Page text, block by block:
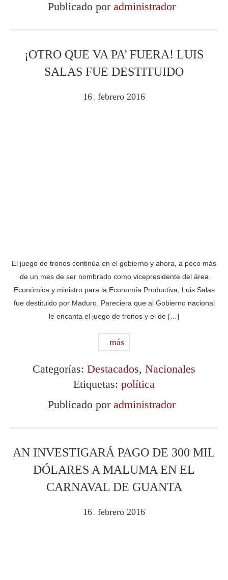
Publicado por administrador
¡OTRO QUE VA PA’ FUERA! LUIS
SALAS FUE DESTITUIDO
16 febrero 2016
El juego de tronos continúa en el gobierno y ahora, a poco más
de un mes de ser nombrado como vicepresidente del área
Económica y ministro para la Economía Productiva, Luis Salas
fue destituido por Maduro. Pareciera que al Gobierno nacional
le encanta el juego de tronos y el de […]
más
Categorías: Destacados, Nacionales
Etiquetas: política
Publicado por administrador
AN INVESTIGARÁ PAGO DE 300 MIL
DÓLARES A MALUMA EN EL
CARNAVAL DE GUANTA
16 febrero 2016